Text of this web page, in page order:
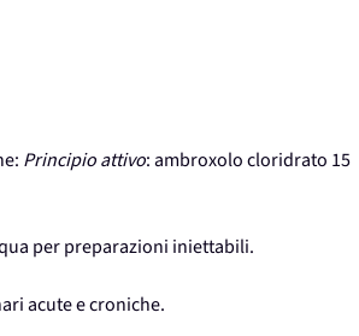
Principio attivo: ambroxolo cloridrato 15
per preparazioni iniettabili.
acute e croniche.